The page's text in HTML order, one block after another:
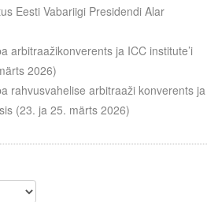
Eesti Vabariigi Presidendi Alar
arbitraažikonverents ja ICC institute’i
2026)
rahvusvahelise arbitraaži konverents ja
(23. ja 25. märts 2026)